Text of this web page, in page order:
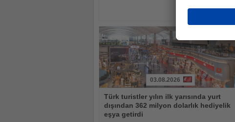
Oku
03.08.2026
Türk turistler yılın ilk yarısında yurt
dışından 362 milyon dolarlık hediyelik
eşya getirdi